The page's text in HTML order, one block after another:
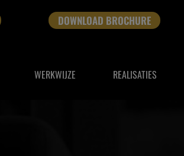
DOWNLOAD BROCHURE
WERKWIJZE REALISATIES